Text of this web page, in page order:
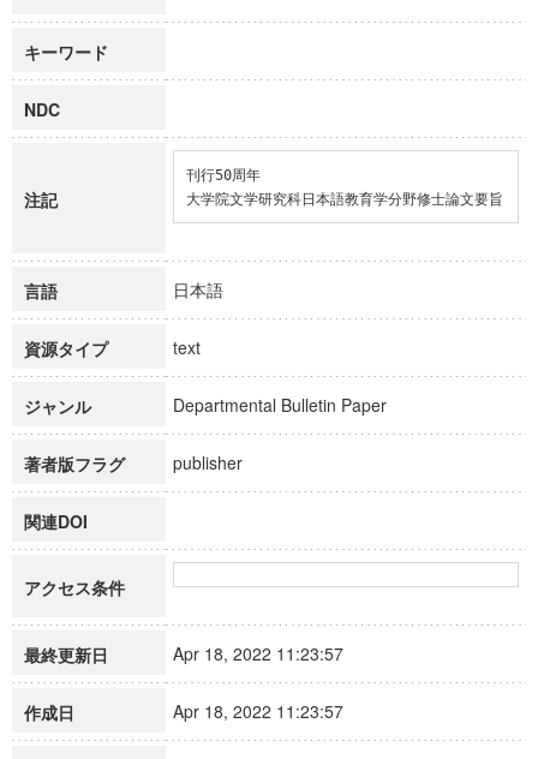
キーワード
NDC
注記
刊行50周年
大学院文学研究科日本語教育学分野修士論文要旨
言語 日本語
資源タイプ text
ジャンル Departmental Bulletin Paper
著者版フラグ publisher
関連DOI
アクセス条件
最終更新日 Apr 18, 2022 11:23:57
作成日 Apr 18, 2022 11:23:57